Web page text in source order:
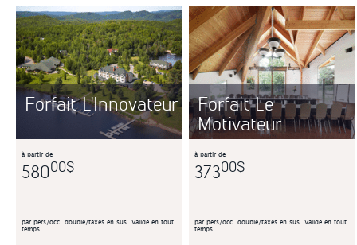
Forfait L'Innovateur
à partir de
58000$
par pers/occ. double/taxes en sus. Valide en tout
temps.
Forfait Le
Motivateur
à partir de
37300$
par pers/occ. double/taxes en sus. Valide en tout
temps.